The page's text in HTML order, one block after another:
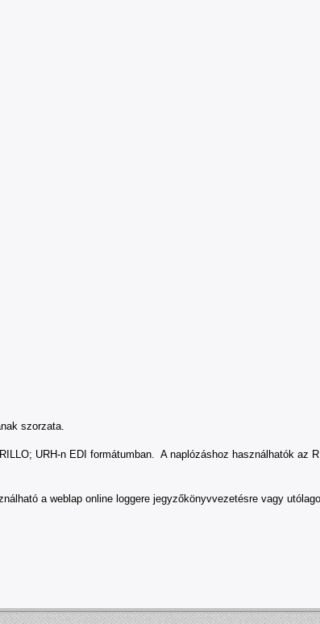
szorzata.
URH-n EDI formátumban. A naplózáshoz használhatók az
a weblap online loggere jegyzőkönyvvezetésre vagy